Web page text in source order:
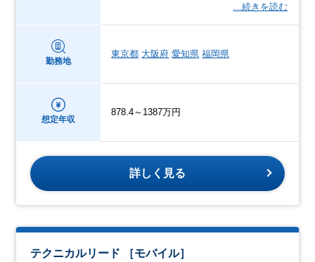
…続きを読む
勤務地
東京都 大阪府 愛知県 福岡県
想定年収
878.4～1387万円
詳しく見る
テクニカルリード ［モバイル］